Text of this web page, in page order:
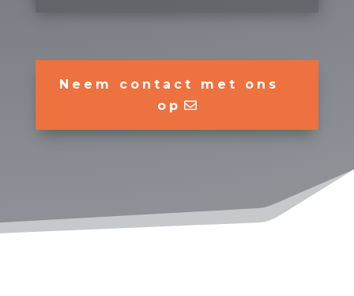
Neem contact met ons
op